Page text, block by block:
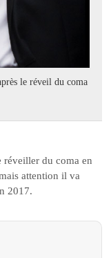
le réveil du coma
réveiller du coma en
attention il va
2017.